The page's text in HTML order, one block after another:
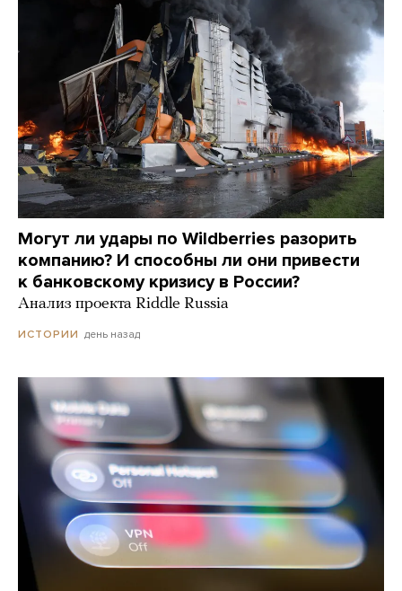
Могут ли удары по Wildberries разорить
компанию? И способны ли они привести
к банковскому кризису в России?
Анализ проекта Riddle Russia
ИСТОРИИ день назад